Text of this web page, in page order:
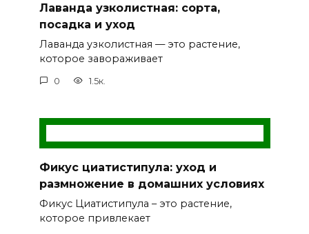
Лаванда узколистная: сорта,
посадка и уход
Лаванда узколистная — это растение,
которое завораживает
0 1.5к.
Фикус циатистипула: уход и
размножение в домашних условиях
Фикус Циатистипула – это растение,
которое привлекает